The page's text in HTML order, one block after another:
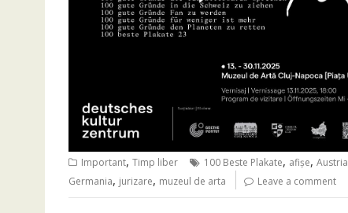
Important, Timp liber 100 Beste Plakate, afișe, Austria
Germania, jurizare, muzeul de arta Leave a comment